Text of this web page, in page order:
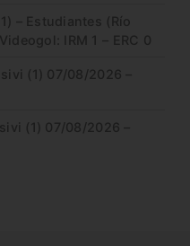
– Estudiantes (Río
IRM 1 – ERC 0
(1) 07/08/2026 –
(1) 07/08/2026 –